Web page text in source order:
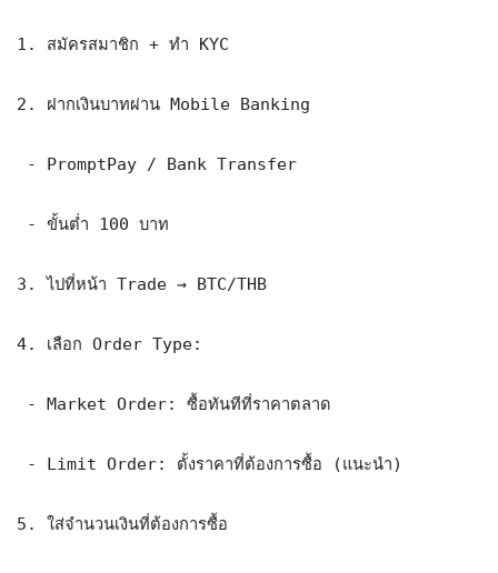
1. สมัครสมาชิก + ทำ KYC
2. ฝากเงินบาทผ่าน Mobile Banking
- PromptPay / Bank Transfer
- ขั้นต่ำ 100 บาท
3. ไปที่หน้า Trade → BTC/THB
4. เลือก Order Type:
- Market Order: ซื้อทันทีที่ราคาตลาด
- Limit Order: ตั้งราคาที่ต้องการซื้อ (แนะนำ)
5. ใส่จำนวนเงินที่ต้องการซื้อ